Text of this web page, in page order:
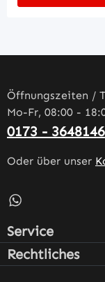
Öffnungszeiten /
Mo-Fr, 08:00 -
0173 - 3648146
Oder über unser
Schreib uns auf
Service
Rechtliches